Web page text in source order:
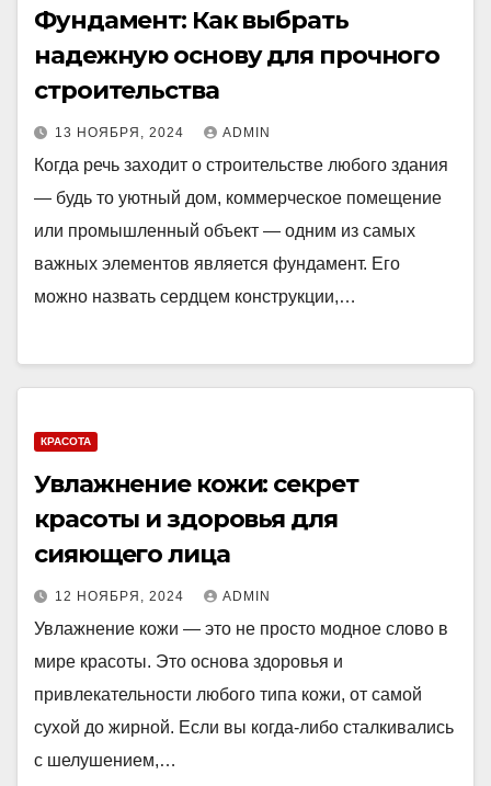
Фундамент: Как выбрать
надежную основу для прочного
строительства
13 НОЯБРЯ, 2024 ADMIN
Когда речь заходит о строительстве любого здания
— будь то уютный дом, коммерческое помещение
или промышленный объект — одним из самых
важных элементов является фундамент. Его
можно назвать сердцем конструкции,…
КРАСОТА
Увлажнение кожи: секрет
красоты и здоровья для
сияющего лица
12 НОЯБРЯ, 2024 ADMIN
Увлажнение кожи — это не просто модное слово в
мире красоты. Это основа здоровья и
привлекательности любого типа кожи, от самой
сухой до жирной. Если вы когда-либо сталкивались
с шелушением,…